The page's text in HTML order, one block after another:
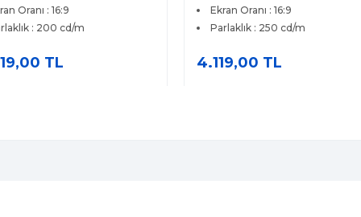
Oranı : 16:9
: 200 cd/m
TL
Ekran Oranı : 16:9
Parlaklık : 250 cd/m
4.119,00 TL